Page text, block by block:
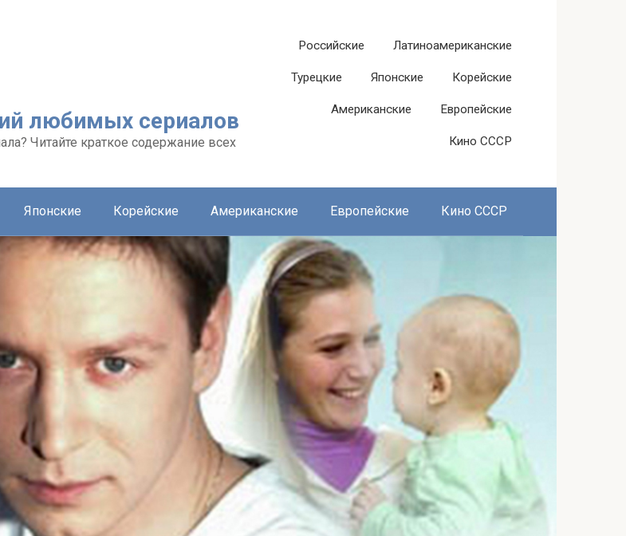
любимых сериалов
Читайте краткое содержание всех
Российские Латиноамериканские
Турецкие Японские Корейские
Американские Европейские
Кино СССР
Японские Корейские Американские Европейские Кино СССР